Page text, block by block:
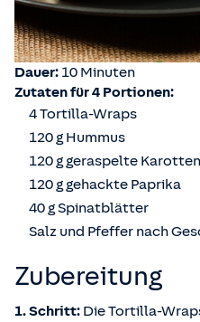
Dauer: 10 Minuten
Zutaten für 4 Portionen:
4 Tortilla-Wraps
120 g Hummus
120 g geraspelte Karotten
120 g gehackte Paprika
40 g Spinatblätter
Salz und Pfeffer nach
Zubereitung
1. Schritt: Die Tortilla-